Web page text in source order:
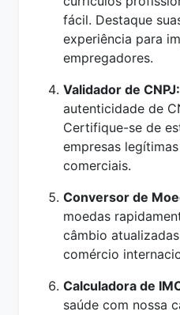
fácil. Destaque
experiência para
empregadores.
Validador de CNPJ:
autenticidade de
Certifique-se de
empresas
comerciais.
Conversor de
moedas
câmbio
comércio
Calculadora de
saúde com nossa